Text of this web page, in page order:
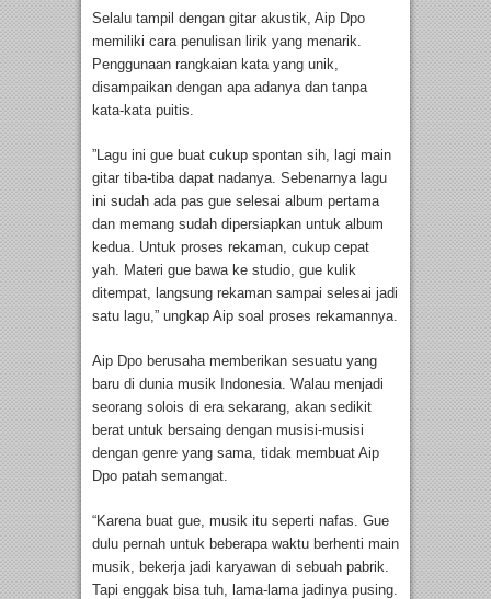
Selalu tampil dengan gitar akustik, Aip Dpo
memiliki cara penulisan lirik yang menarik.
Penggunaan rangkaian kata yang unik,
disampaikan dengan apa adanya dan tanpa
kata-kata puitis.
”Lagu ini gue buat cukup spontan sih, lagi main
gitar tiba-tiba dapat nadanya. Sebenarnya lagu
ini sudah ada pas gue selesai album pertama
dan memang sudah dipersiapkan untuk album
kedua. Untuk proses rekaman, cukup cepat
yah. Materi gue bawa ke studio, gue kulik
ditempat, langsung rekaman sampai selesai jadi
satu lagu,” ungkap Aip soal proses rekamannya.
Aip Dpo berusaha memberikan sesuatu yang
baru di dunia musik Indonesia. Walau menjadi
seorang solois di era sekarang, akan sedikit
berat untuk bersaing dengan musisi-musisi
dengan genre yang sama, tidak membuat Aip
Dpo patah semangat.
“Karena buat gue, musik itu seperti nafas. Gue
dulu pernah untuk beberapa waktu berhenti main
musik, bekerja jadi karyawan di sebuah pabrik.
Tapi enggak bisa tuh, lama-lama jadinya pusing.